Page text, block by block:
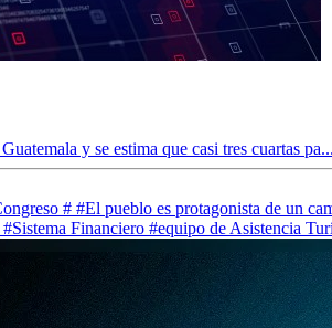
y se estima que casi tres cuartas pa...
# #El pueblo es protagonista de un
#Sistema Financiero #equipo de Asistencia